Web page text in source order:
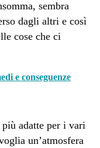
sembra
dagli altri e così
cose che ci
e conseguenze
adatte per i vari
un’atmosfera